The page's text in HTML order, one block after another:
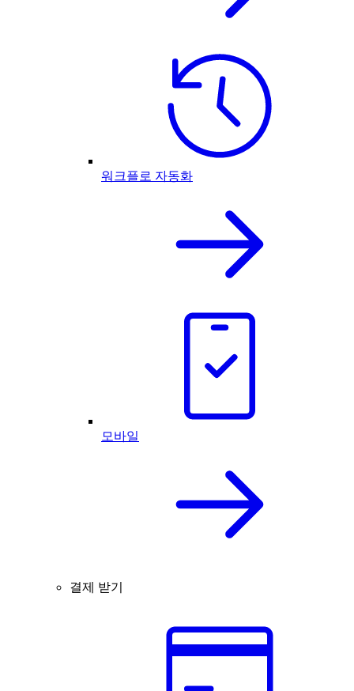
워크플로 자동화
모바일
결제 받기